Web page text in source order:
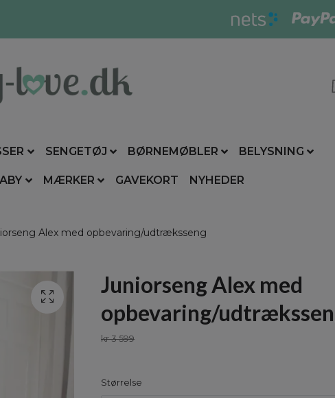
SENGETØJ BØRNEMØBLER BELYSNING
MÆRKER GAVEKORT NYHEDER
Alex med opbevaring/udtræksseng
Juniorseng Alex med
opbevaring/
kr 3 599
Størrelse